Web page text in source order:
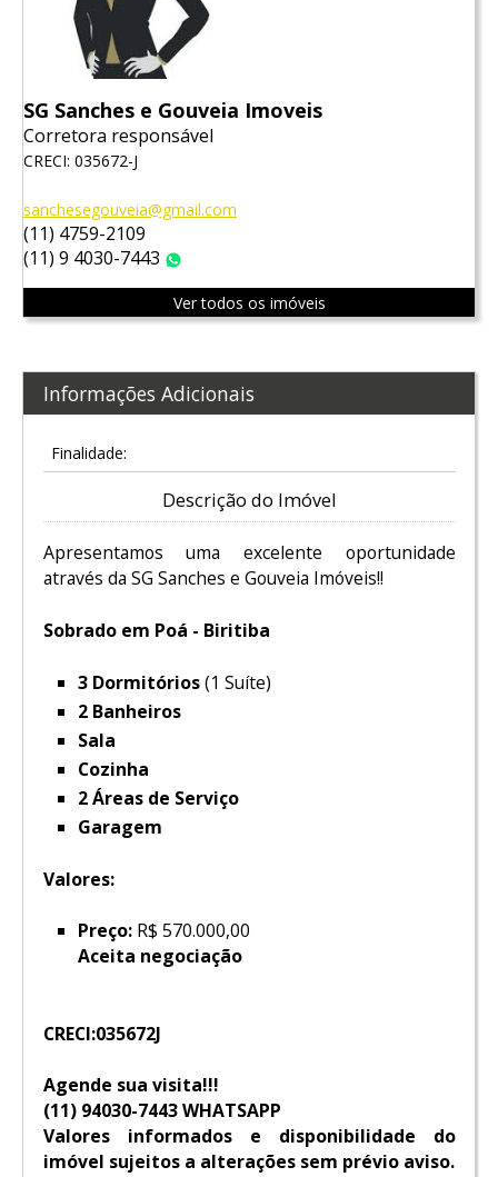
SG Sanches e Gouveia Imoveis
Corretora responsável
CRECI: 035672-J
sanchesegouveia@gmail.com
(11) 4759-2109
(11) 9 4030-7443
Ver todos os imóveis
Informações Adicionais
Finalidade:
Descrição do Imóvel
Apresentamos uma excelente oportunidade
através da SG Sanches e Gouveia Imóveis!!
Sobrado em Poá - Biritiba
3 Dormitórios(1 Suíte)
2 Banheiros
Sala
Cozinha
2 Áreas de Serviço
Garagem
Valores:
Preço: R$ 570.000,00
Aceita negociação
CRECI:035672J
Agende sua visita!!!
(11) 94030-7443 WHATSAPP
Valores informados e disponibilidade do
imóvel sujeitos a alterações sem prévio aviso.